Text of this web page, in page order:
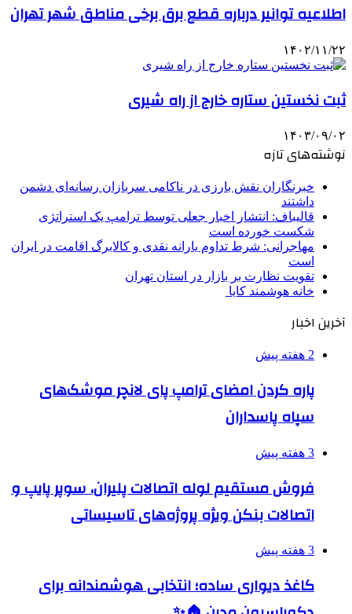
اطلاعیه توانیر درباره قطع برق برخی مناطق شهر تهران
۱۴۰۲/۱۱/۲۲
ثبت نخستین ستاره خارج از راه شیری
۱۴۰۳/۰۹/۰۲
نوشته‌های تازه
خبرنگاران نقش بارزی در ناکامی سربازان رسانه‌ای دشمن
داشتند
قالیباف: انتشار اخبار جعلی توسط ترامپ یک استراتژی
شکست خورده است
مهاجرانی: شرط تداوم یارانه نقدی و کالابرگ اقامت در ایران
است
تقویت نظارت بر بازار در استان تهران
خانه هوشمند کایا
آخرین اخبار
2 هفته پیش
پاره کردن امضای ترامپ پای لانچر موشک‌های
سپاه پاسداران
3 هفته پیش
فروش مستقیم لوله اتصالات پلیران، سوپر پایپ و
اتصالات بنکن ویژه پروژه‌های تاسیساتی
3 هفته پیش
کاغذ دیواری ساده؛ انتخابی هوشمندانه برای